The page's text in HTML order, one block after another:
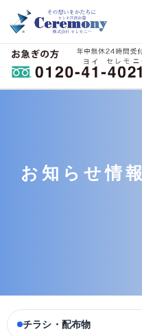
お知らせ情報
チラシ・配布物